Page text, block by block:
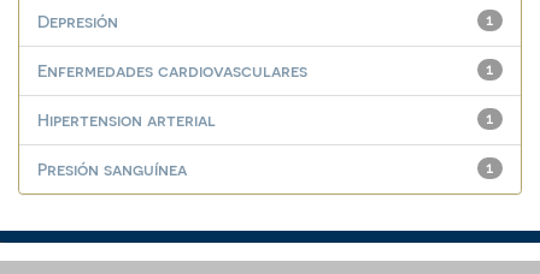
1
Depresión
1
Enfermedades cardiovasculares
1
Hipertension arterial
1
Presión sanguínea